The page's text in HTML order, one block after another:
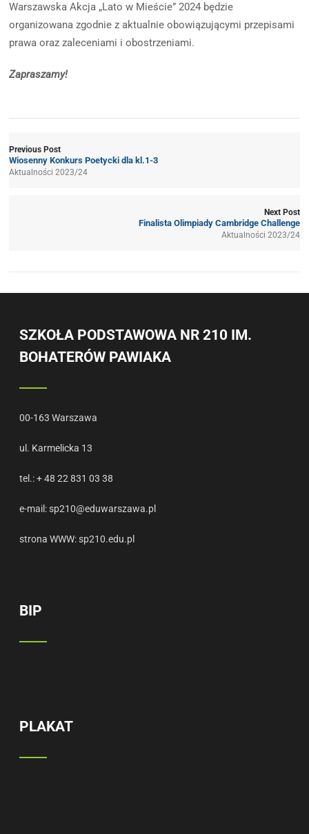
Warszawska Akcja „Lato w Mieście” 2024 będzie
organizowana zgodnie z aktualnie obowiązującymi przepisami
prawa oraz zaleceniami i obostrzeniami.
Zapraszamy!
Previous Post
Wiosenny Konkurs Poetycki dla kl.1-3
Aktualności 2023/24
Next Post
Finalista Olimpiady Cambridge Challenge
Aktualności 2023/24
SZKOŁA PODSTAWOWA NR 210 IM.
BOHATERÓW PAWIAKA
00-163 Warszawa
ul. Karmelicka 13
tel.: + 48 22 831 03 38
e-mail:sp210@eduwarszawa.pl
strona WWW:sp210.edu.pl
BIP
PLAKAT